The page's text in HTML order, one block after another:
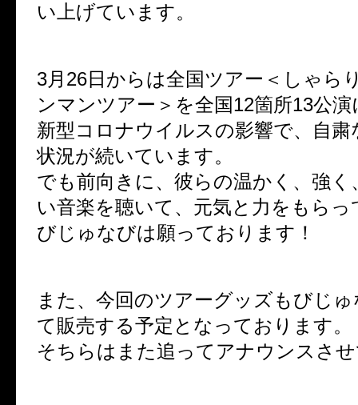
い上げています。
3月26日からは全国ツアー＜しゃら
ンマンツアー＞を全国12箇所13公
新型コロナウイルスの影響で、自
状況が続いています。
でも前向きに、彼らの温かく、強く
い音楽を聴いて、元気と力をもら
びじゅなびは願っております！
また、今回のツアーグッズもびじ
て販売する予定となっております。
そちらはまた追ってアナウンスさ